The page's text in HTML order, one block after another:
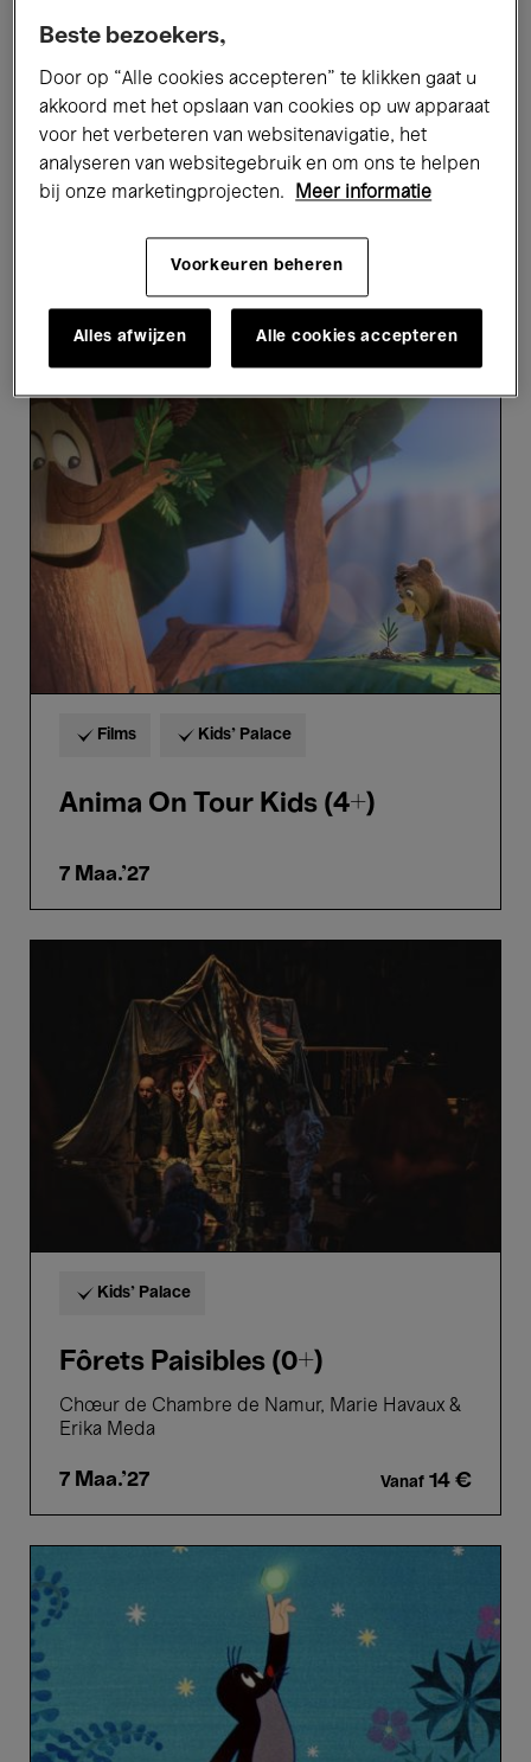
Voor iedereen
Onderwijs Rondleidingen
Hosted Events
4 resultaten weergeven
Toekomstige evenementen
Anima
Tour
Kids
(4+)
Films Kids’ Palace
Anima On Tour Kids (4+)
7 Maa.'27
Kids’ Palace
Fôrets Paisibles (0+)
Chœur de Chambre de Namur, Marie Havaux &
Erika Meda
7 Maa.'27 Vanaf 14 €
Molletje
(4+)
Beste bezoekers,
Door op “Alle cookies accepteren” te klikken gaat u
akkoord met het opslaan van cookies op uw apparaat
voor het verbeteren van websitenavigatie, het
analyseren van websitegebruik en om ons te helpen
bij onze marketingprojecten.
Meer informatie
Voorkeuren beheren
Alles afwijzen Alle cookies accepteren